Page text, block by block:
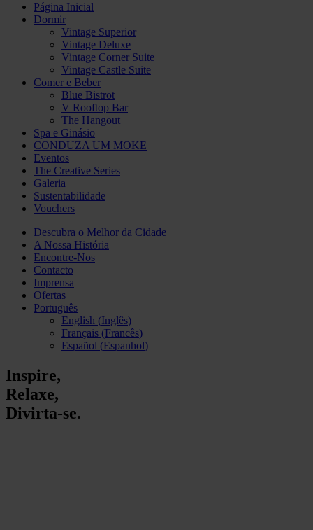
Página Inicial
Dormir
Vintage Superior
Vintage Deluxe
Vintage Corner Suite
Vintage Castle Suite
Comer e Beber
Blue Bistrot
V Rooftop Bar
The Hangout
Spa e Ginásio
CONDUZA UM MOKE
Eventos
The Creative Series
Galeria
Sustentabilidade
Vouchers
Descubra o Melhor da Cidade
A Nossa História
Encontre-Nos
Contacto
Imprensa
Ofertas
Português
English (Inglês)
Français (Francês)
Español (Espanhol)
Inspire,
Relaxe,
Divirta-se.